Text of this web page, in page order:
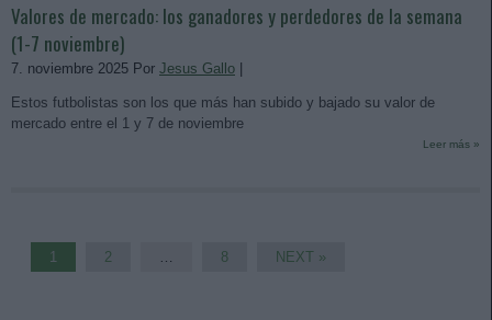
Valores de mercado: los ganadores y perdedores de la semana
(1-7 noviembre)
7. noviembre 2025 Por Jesus Gallo
Estos futbolistas son los que más han subido y bajado su valor de
mercado entre el 1 y 7 de noviembre
Leer más »
1 2 8 NEXT »